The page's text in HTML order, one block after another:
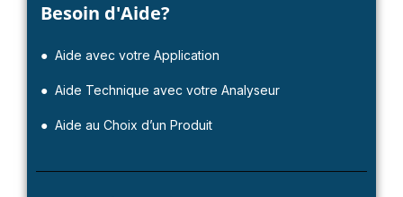
Besoin d'Aide?
● Aide avec votre Application
● Aide Technique avec votre Analyseur
● Aide au Choix d’un Produit